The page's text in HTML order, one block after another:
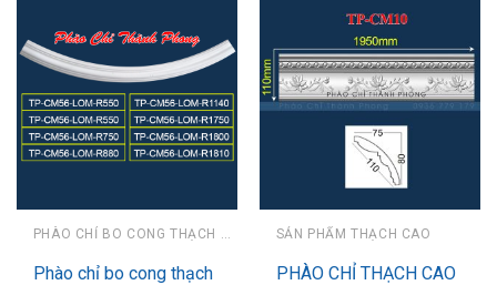
PHÀO CHỈ BO CONG THẠCH CAO
Phào chỉ bo cong thạch
SẢN PHẨM THẠCH CAO
PHÀO CHỈ THẠCH CAO